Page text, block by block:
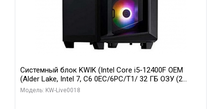
Системный блок KWIK (Intel Core i5-12400F OEM
(Alder Lake, Intel 7, C6 0EC/6PC/T1/ 32 ГБ ОЗУ (2
модуля)/ Ninja Sinotex GTX1660 SUPER 6GB GDDR6
Модель: KW-Live0018